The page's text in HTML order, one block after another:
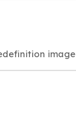
image